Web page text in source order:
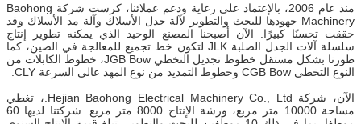
منذ عام 2006، بالإعتماد على رعاية ودعم عملائنا، كرست شركة Baohong
Machinery جهودها للبحث والتطوير لآلة جدل الأسلاك وآلة مد الأسلاك وقد
حققت تحسنًا كبيرًا. الآن أصبحنا المصنع الوحيد الذي يمكنه تطوير إنتاج
سلسلة آلات الجدل الصلبة JLK لتكون خط تجميع للمعالجة في الصين، كما
طورنا بشكل مستقل خطوط تجديل التخطي JGB Bow، خطوط الكابلات من
النوع التخطي CGB Bow وخطوط التمديد من نوع المهد عالي السرعة CLY.
الآن، شركة Hejian Baohong Electrical Machinery Co., Ltd.، تغطي
مساحة 10000 متر مربع، ورشة الإنتاج 8000 متر مربع. شركتنا لديها 60